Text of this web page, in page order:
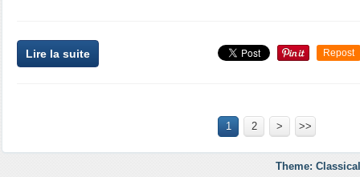
Lire la suite Repost
1 2 > >>
Theme: